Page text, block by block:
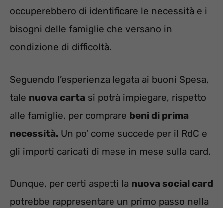
occuperebbero di identificare le necessità e i
bisogni delle famiglie che versano in
condizione di difficoltà.
Seguendo l’esperienza legata ai buoni Spesa,
tale nuova carta si potrà impiegare, rispetto
alle famiglie, per comprare beni di prima
necessità. Un po’ come succede per il RdC e
gli importi caricati di mese in mese sulla card.
Dunque, per certi aspetti la nuova social card
potrebbe rappresentare un primo passo nella